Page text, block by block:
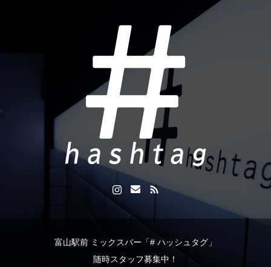
富山駅前 ミックスバー「# ハッシュタグ」
随時スタッフ募集中！